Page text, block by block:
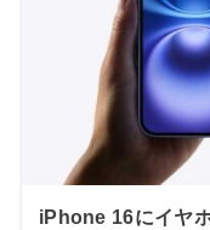
iPhone 16にイヤ